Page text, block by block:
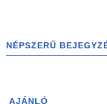
NÉPSZERŰ
AJÁNLÓ